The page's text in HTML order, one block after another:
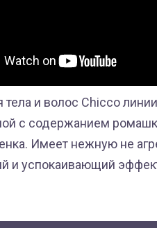
и волос Chicco
с содержанием
Имеет нежную не
и успокаивающий